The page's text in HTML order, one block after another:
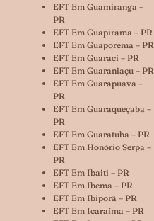
EFT Em Guamiranga –
PR
EFT Em Guapirama – PR
EFT Em Guaporema – PR
EFT Em Guaraci – PR
EFT Em Guaraniaçu – PR
EFT Em Guarapuava –
PR
EFT Em Guaraqueçaba –
PR
EFT Em Guaratuba – PR
EFT Em Honório Serpa –
PR
EFT Em Ibaiti – PR
EFT Em Ibema – PR
EFT Em Ibiporã – PR
EFT Em Icaraíma – PR